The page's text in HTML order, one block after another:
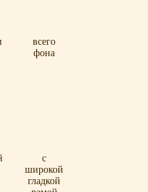
всего
фона
с
широкой
гладкой